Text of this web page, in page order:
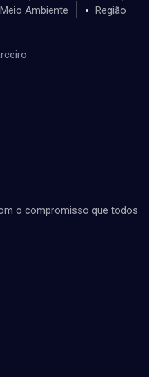
Meio Ambiente Região
o compromisso que todos